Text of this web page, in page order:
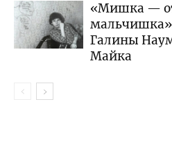
«Мишка —
Галины
Майка